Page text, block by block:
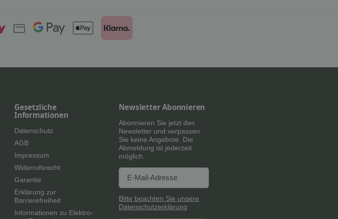
Gesetzliche
Informationen
Datenschutz
AGB
Impressum
Widerrufsrecht
Garantie
Erklärung zur
Barrierefreiheit
Informationen zu Elektro-
Newsletter Abonnieren
Abonnieren Sie jetzt den
Newsletter und verpassen
Sie keine Angebote. Die
Abmeldung ist jederzeit
möglich.
Newsletter Abonnieren
Newsletter Abonnieren
Bitte beachten Sie unsere
Datenschutzerklärung